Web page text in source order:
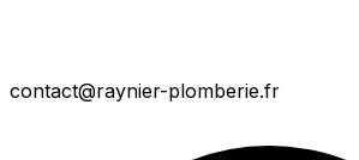
contact@raynier-plomberie.fr